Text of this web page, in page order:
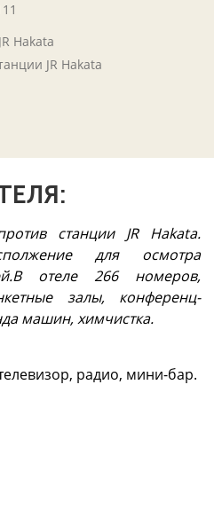
JR Hakata
JR Hakatа
станции JR Hakata.
для осмотра
отеле 266 номеров,
залы, конференц-
машин, химчистка.
радио, мини-бар.